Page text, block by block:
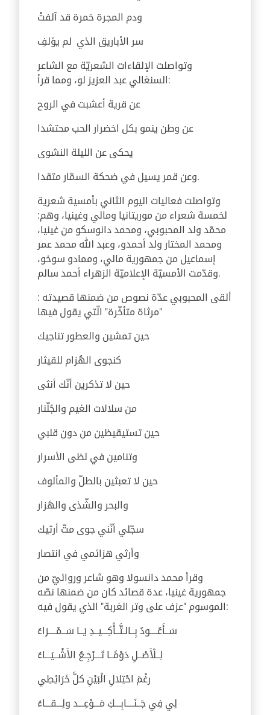
سر الأباريق الذي لم يؤلفِ
وتواصلت الإلقاءات الشعريّة مع الشاعر
السنغالي عبد العزيز لو، ومما قرأ:
عن قرية أعشبت في الروح
عن وطن ينمو بكل اخضرار الحب محتشدا
يحكى عن الليلة النشوى
وعن قمر يسيل في ضحكة السمّار متقدا.
وتواصلت فعاليات اليوم الثاني بأمسية شعرية
لخمسة شعراء من موريتانيا ومالي وغينيا، وهم:
محمّد ولد المحبوبي، ومحمد دانوسكو من غينيا،
ومحمد المختار ولد أحمدو، وعبد الله محمد عمر
إسماعيل من جمهورية مالي، وممادو سوخو،
وقدّمت الأمسيّة الإعلاميّة الزهراء أحمد سالم.
: ألقى المحبوبي عدّة نصوص من ضمنها قصيدته
"مرثاة متأخّرة" الّتي يقول فيها
حين تمشين والعطور تناجيك
كنجوى الهُزام للقيثار
حين لا تذكرين أنّك أنثى
من سلالات الغيم والجُلّنار
حين تستيقيظين من دون قلبي
وتنامين في لظى الأسرار
حين لا تعبثين بالطلّ والمألوف
والبحر والشّذى والهَزار
سجّلي أنّني جوى متّ أرثيك
وأرثي هزائمي في انتصار
وقرأ محمد دانسولا وهو شاعر وروائيّ من
جمهورية غينيا، عدة قصائد كان من ضمنها نصّه
الموسوم "عزف على وتر الغربة" الذي يقول فيه:
سَــأَعُــــودُ بِــالـتَّــأْكِـــيــدِ يَــا سَــمْــــرَاءُ
لِــلْأَصْــلِ دَوْمًــا تَـــرْجِـعُ الأَشْــيَـــاءُ
رغْمَ احْتِلالِ الْبَيْنِ كلَّ خَرَائِطِي
لِي فِي جَــنَــــابِـــكِ مَـــوْعِـــد ولِـــقـــاءُ